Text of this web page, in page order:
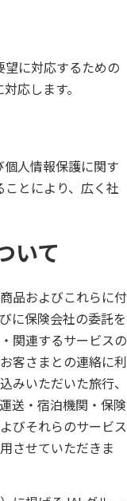
に対応するための
応します。
人情報保護に関す
とにより、広く社
いて
品およびこれらに付
に保険会社の委託を
関連するサービスの
客さまとの連絡に利
みいただいた旅行、
送・宿泊機関・保険
びそれらのサービス
させていただきま